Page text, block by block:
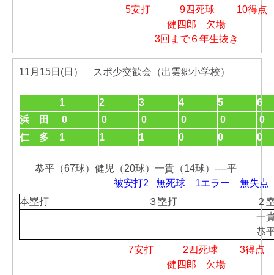
5安打 9四死球 10得点
健四郎 欠場
3回まで６年生抜き
11月15日(日） スポ少交歓会（出雲郷小学校）
1 2 3 4 5
6
浜 田
0 0 0 0 0
0
仁 多
1 1 1 0 0 0
恭平（67球）健児（20球）一貴（14球）----平
被安打2 無死球 1エラー 無失点
本塁打
３塁打
２
一
恭
7安打 2四死球 3得点
健四郎 欠場